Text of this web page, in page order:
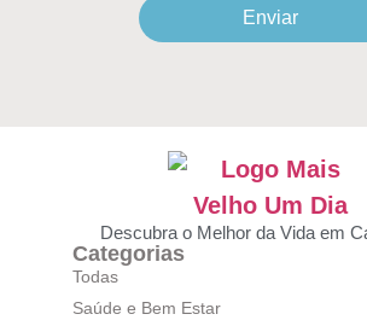
Enviar
Descubra o Melhor da Vida em
Categorias
Todas
Saúde e Bem Estar